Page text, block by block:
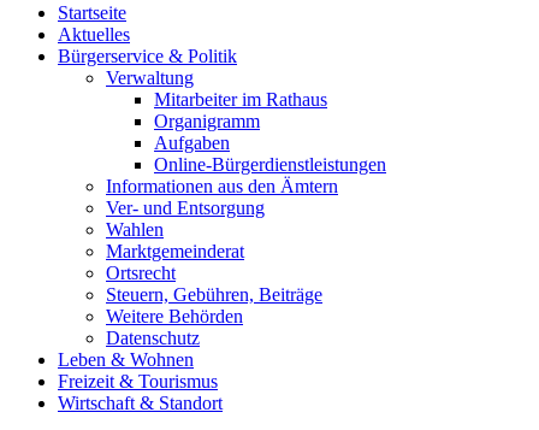
Startseite
Aktuelles
Bürgerservice & Politik
Verwaltung
Mitarbeiter im Rathaus
Organigramm
Aufgaben
Online-Bürgerdienstleistungen
Informationen aus den Ämtern
Ver- und Entsorgung
Wahlen
Marktgemeinderat
Ortsrecht
Steuern, Gebühren, Beiträge
Weitere Behörden
Datenschutz
Leben & Wohnen
Freizeit & Tourismus
Wirtschaft & Standort